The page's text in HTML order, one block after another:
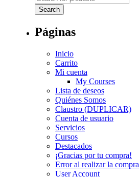
Páginas
Inicio
Carrito
Mi cuenta
My Courses
Lista de deseos
Quiénes Somos
Claustro (DUPLICAR)
Cuenta de usuario
Servicios
Cursos
Destacados
¡Gracias por tu compra!
Error al realizar la compra
User Account